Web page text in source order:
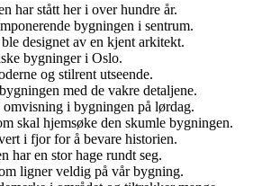
har stått her i over hundre år.
bygningen i sentrum.
designet av en kjent arkitekt.
bygninger i Oslo.
og stilrent utseende.
med de vakre detaljene.
i bygningen på lørdag.
skal hjemsøke den skumle bygningen.
i fjor for å bevare historien.
har en stor hage rundt seg.
ligner veldig på vår bygning.